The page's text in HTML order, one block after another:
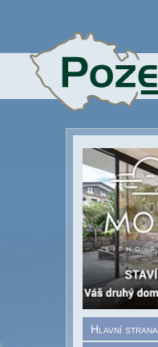
Hlavní strana